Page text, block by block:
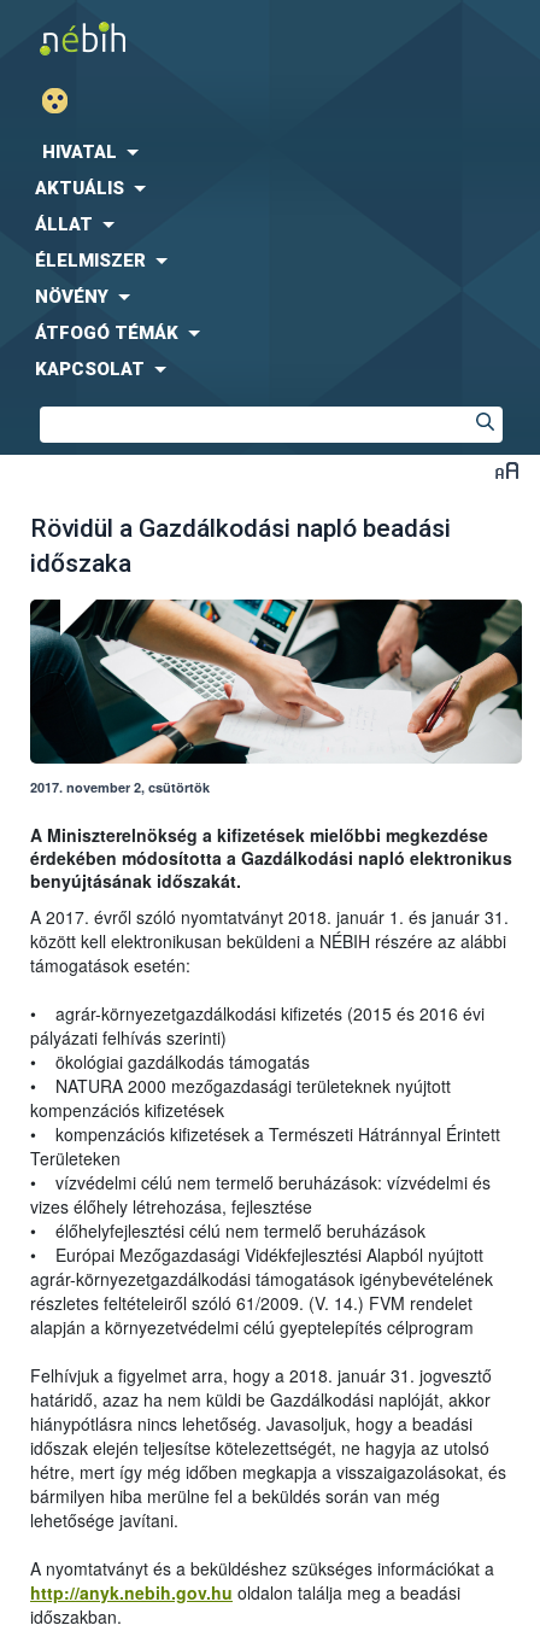
HIVATAL
AKTUÁLIS
ÁLLAT
ÉLELMISZER
NÖVÉNY
ÁTFOGÓ TÉMÁK
KAPCSOLAT
Rövidül a Gazdálkodási napló beadási
időszaka
2017. november 2, csütörtök
A Miniszterelnökség a kifizetések mielőbbi megkezdése
érdekében módosította a Gazdálkodási napló elektronikus
benyújtásának időszakát.
A 2017. évről szóló nyomtatványt 2018. január 1. és január 31.
között kell elektronikusan beküldeni a NÉBIH részére az alábbi
támogatások esetén:
• agrár-környezetgazdálkodási kifizetés (2015 és 2016 évi
pályázati felhívás szerinti)
• ökológiai gazdálkodás támogatás
• NATURA 2000 mezőgazdasági területeknek nyújtott
kompenzációs kifizetések
• kompenzációs kifizetések a Természeti Hátránnyal Érintett
Területeken
• vízvédelmi célú nem termelő beruházások: vízvédelmi és
vizes élőhely létrehozása, fejlesztése
• élőhelyfejlesztési célú nem termelő beruházások
• Európai Mezőgazdasági Vidékfejlesztési Alapból nyújtott
agrár-környezetgazdálkodási támogatások igénybevételének
részletes feltételeiről szóló 61/2009. (V. 14.) FVM rendelet
alapján a környezetvédelmi célú gyeptelepítés célprogram
Felhívjuk a figyelmet arra, hogy a 2018. január 31. jogvesztő
határidő, azaz ha nem küldi be Gazdálkodási naplóját, akkor
hiánypótlásra nincs lehetőség. Javasoljuk, hogy a beadási
időszak elején teljesítse kötelezettségét, ne hagyja az utolsó
hétre, mert így még időben megkapja a visszaigazolásokat, és
bármilyen hiba merülne fel a beküldés során van még
lehetősége javítani.
A nyomtatványt és a beküldéshez szükséges információkat a
http://anyk.nebih.gov.hu oldalon találja meg a beadási
időszakban.